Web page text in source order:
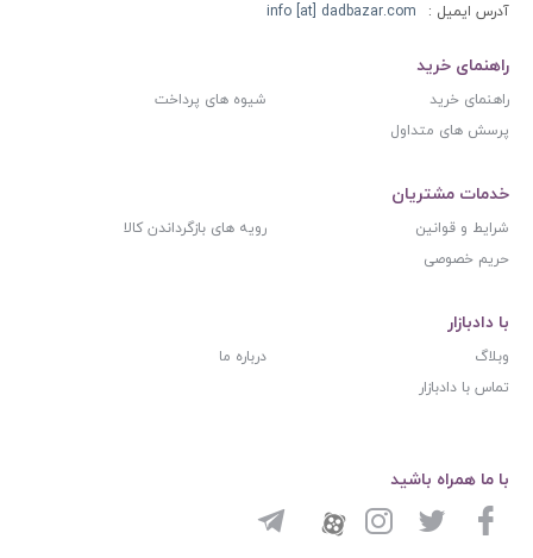
آدرس ایمیل : info [at] dadbazar.com
راهنمای خرید
راهنمای خرید
شیوه های پرداخت
پرسش های متداول
خدمات مشتریان
شرایط و قوانین
رویه های بازگرداندن کالا
حریم خصوصی
با دادبازار
وبلاگ
درباره ما
تماس با دادبازار
با ما همراه باشید